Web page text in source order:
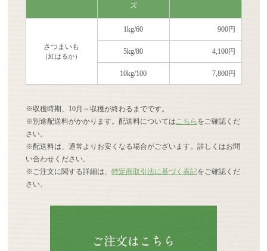
ズ
さつまいも
（紅はるか）
1kg/60 900円
5kg/80 4,100円
10kg/100 7,800円
※収穫時期、10月～収穫が終わるまでです。
※別途配送料がかかります。配送料については こちら をご確認くだ
さい。
※配送料は、通常よりお安くなる場合がございます。詳しくはお問
い合わせください。
※ご注文に関する詳細は、 特定商取引法に基づく表記をご確認くだ
さい。